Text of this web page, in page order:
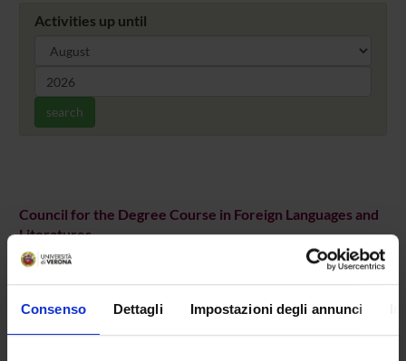
Consenso Dettagli Impostazioni degli annunci
Activities up until
search
Council for the Degree Course in Foreign Languages and
Literatures